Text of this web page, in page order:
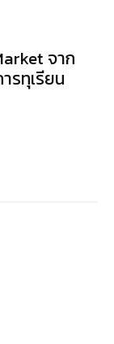
จาก
รทุเรียน